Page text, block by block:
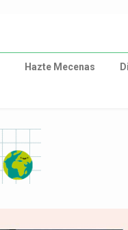
Hazte Mecenas